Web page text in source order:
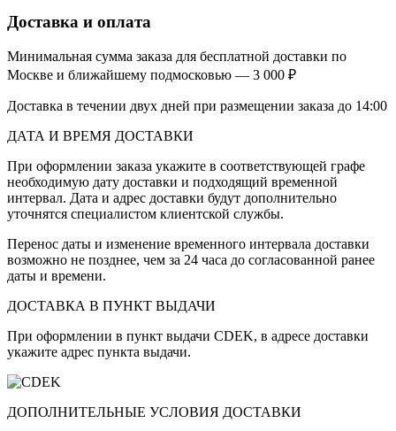
Доставка и оплата
Минимальная сумма заказа для бесплатной доставки по
Москве и ближайшему подмосковью — 3 000 ₽
Доставка в течении двух дней при размещении заказа до 14:00
ДАТА И ВРЕМЯ ДОСТАВКИ
При оформлении заказа укажите в соответствующей графе
необходимую дату доставки и подходящий временной
интервал. Дата и адрес доставки будут дополнительно
уточнятся специалистом клиентской службы.
Перенос даты и изменение временного интервала доставки
возможно не позднее, чем за 24 часа до согласованной ранее
даты и времени.
ДОСТАВКА В ПУНКТ ВЫДАЧИ
При оформлении в пункт выдачи CDEK, в адресе доставки
укажите адрес пункта выдачи.
ДОПОЛНИТЕЛЬНЫЕ УСЛОВИЯ ДОСТАВКИ